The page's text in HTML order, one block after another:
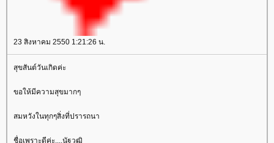
23 สิงหาคม 2550 1:21:26 น.
สุขสันต์วันเกิดค่ะ
ขอให้มีความสุขมากๆ
สมหวังในทุกๆสิ่งที่ปรารถนา
ชื่อเพราะดีค่ะ....นัฐวุฒิ